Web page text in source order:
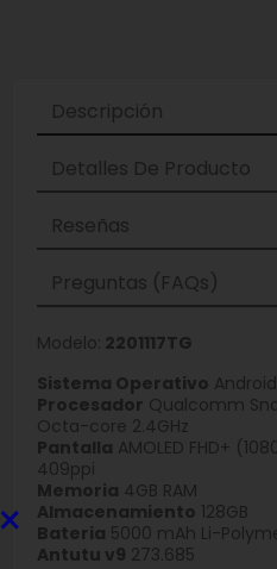
Descripción
Detalles De Producto
Reseñas
Preguntas (FAQs)
Modelo: 2201117TG
Sistema Operativo Android
Procesador Qualcomm
Octa-core 2.4GHz
Pantalla AMOLED FHD+
409ppi
Memoria 4GB RAM
Almacenamiento 128GB
Bateria 5000 mAh Li-
Antutu v9 273.685